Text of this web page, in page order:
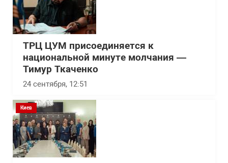
ТРЦ ЦУМ присоединяется к
национальной минуте молчания —
Тимур Ткаченко
24 сентября, 12:51
Киев